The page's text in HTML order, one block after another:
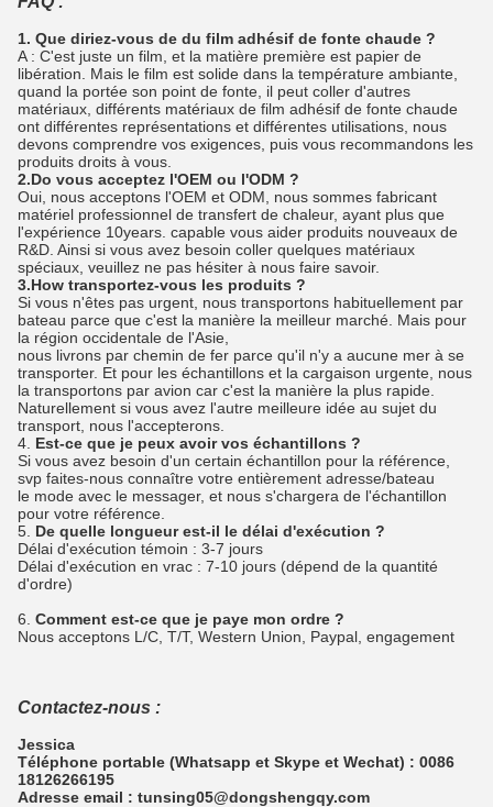
1. Que diriez-vous de du film adhésif de fonte chaude ?
A : C'est juste un film, et la matière première est papier de
libération. Mais le film est solide dans la température ambiante,
quand la portée son point de fonte, il peut coller d'autres
matériaux, différents matériaux de film adhésif de fonte chaude
ont différentes représentations et différentes utilisations, nous
devons comprendre vos exigences, puis vous recommandons les
produits droits à vous.
2.Do vous acceptez l'OEM ou l'ODM ?
Oui, nous acceptons l'OEM et ODM, nous sommes fabricant
matériel professionnel de transfert de chaleur, ayant plus que
l'expérience 10years. capable vous aider produits nouveaux de
R&D. Ainsi si vous avez besoin coller quelques matériaux
spéciaux, veuillez ne pas hésiter à nous faire savoir.
3.How transportez-vous les produits ?
Si vous n'êtes pas urgent, nous transportons habituellement par
bateau parce que c'est la manière la meilleur marché. Mais pour
la région occidentale de l'Asie,
nous livrons par chemin de fer parce qu'il n'y a aucune mer à se
transporter. Et pour les échantillons et la cargaison urgente, nous
la transportons par avion car c'est la manière la plus rapide.
Naturellement si vous avez l'autre meilleure idée au sujet du
transport, nous l'accepterons.
4. Est-ce que je peux avoir vos échantillons ?
Si vous avez besoin d'un certain échantillon pour la référence,
svp faites-nous connaître votre entièrement adresse/bateau
le mode avec le messager, et nous s'chargera de l'échantillon
pour votre référence.
5. De quelle longueur est-il le délai d'exécution ?
Délai d'exécution témoin : 3-7 jours
Délai d'exécution en vrac : 7-10 jours (dépend de la quantité
d'ordre)
6. Comment est-ce que je paye mon ordre ?
Nous acceptons L/C, T/T, Western Union, Paypal, engagement
Contactez-nous :
Jessica
Téléphone portable (Whatsapp et Skype et Wechat) : 0086
18126266195
Adresse email : tunsing05@dongshengqy.com